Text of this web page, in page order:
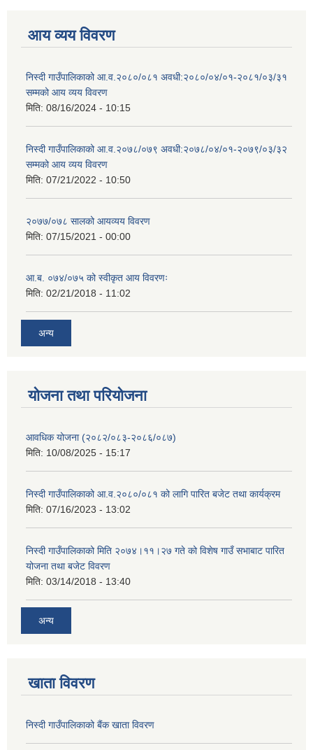
आय व्यय विवरण
निस्दी गाउँपालिकाको आ.व.२०८०/०८१ अवधी:२०८०/०४/०१-२०८१/०३/३१
सम्मको आय व्यय विवरण
मिति: 08/16/2024 - 10:15
निस्दी गाउँपालिकाको आ.व.२०७८/०७९ अवधी:२०७८/०४/०१-२०७९/०३/३२
सम्मको आय व्यय विवरण
मिति: 07/21/2022 - 10:50
२०७७/०७८ सालको आयव्यय विवरण
मिति: 07/15/2021 - 00:00
आ.ब. ०७४/०७५ को स्वीकृत आय विवरणः
मिति: 02/21/2018 - 11:02
अन्य
योजना तथा परियोजना
आवधिक योजना (२०८२/०८३-२०८६/०८७)
मिति: 10/08/2025 - 15:17
निस्दी गाउँपालिकाको आ.व.२०८०/०८१ को लागि पारित बजेट तथा कार्यक्रम
मिति: 07/16/2023 - 13:02
निस्दी गाउँपालिकाको मिति २०७४।११।२७ गते को विशेष गाउँ सभाबाट पारित
योजना तथा बजेट विवरण
मिति: 03/14/2018 - 13:40
अन्य
खाता विवरण
निस्दी गाउँपालिकाको बैंक खाता विवरण